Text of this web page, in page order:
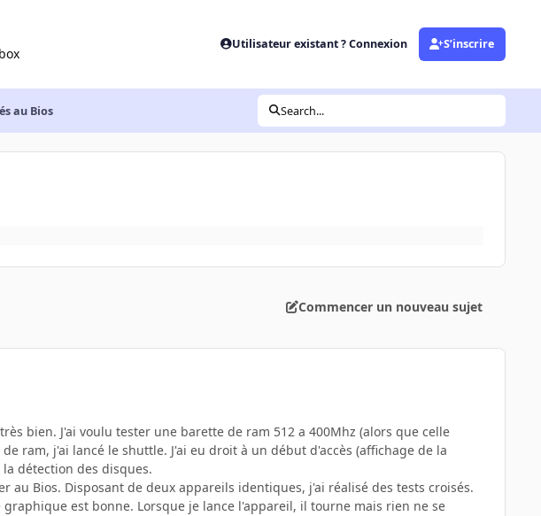
Utilisateur existant ? Connexion S’inscrire
au Bios Search...
Commencer un nouveau sujet
bien. J'ai voulu tester une barette de ram 512 a 400Mhz (alors que celle
ram, j'ai lancé le shuttle. J'ai eu droit à un début d'accès (affichage de la
détection des disques.
au Bios. Disposant de deux appareils identiques, j'ai réalisé des tests croisés.
est bonne. Lorsque je lance l'appareil, il tourne mais rien ne se